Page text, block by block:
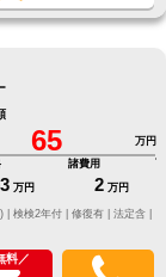
65
万円
万円
諸費用
2 万円
修復有 | 法定含 |
料／